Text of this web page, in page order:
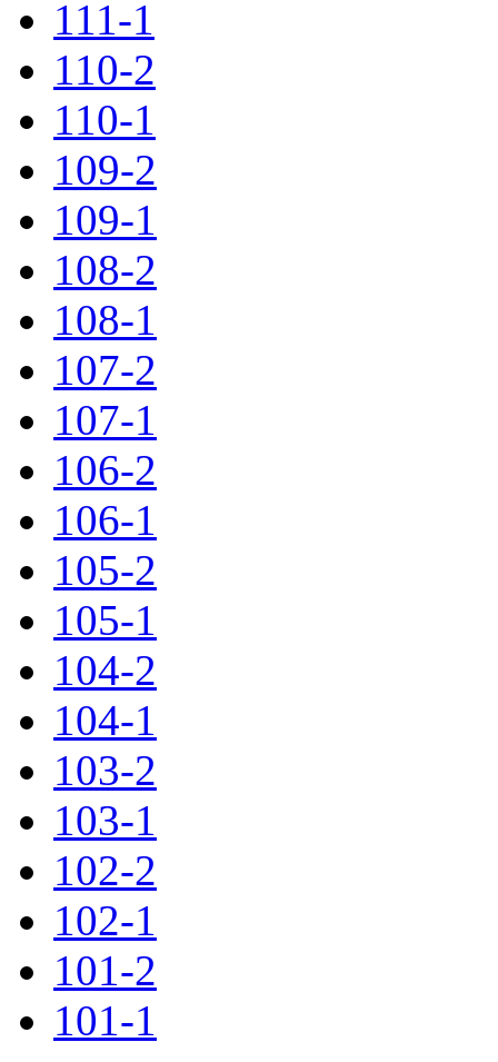
111-1
110-2
110-1
109-2
109-1
108-2
108-1
107-2
107-1
106-2
106-1
105-2
105-1
104-2
104-1
103-2
103-1
102-2
102-1
101-2
101-1